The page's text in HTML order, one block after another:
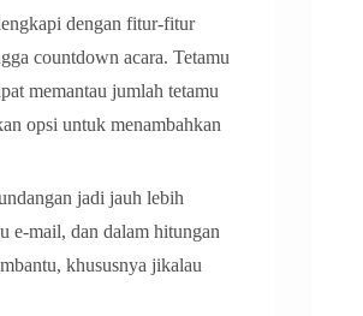
dengan fitur-fitur
countdown acara. Tetamu
memantau jumlah tetamu
opsi untuk menambahkan
jadi jauh lebih
e-mail, dan dalam hitungan
khususnya jikalau